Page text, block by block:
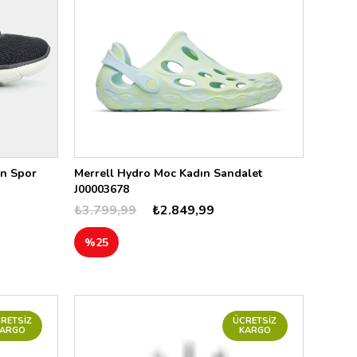
Spor
Merrell Hydro Moc Kadın Sandalet
J00003678
₺2.849,99
₺3.799,99
%25
ÜCRETSIZ
KARGO